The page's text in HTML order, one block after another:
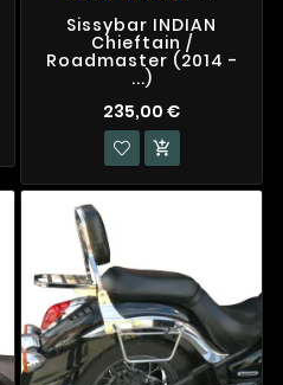
Sissybar INDIAN
Chieftain /
Roadmaster (2014 -
...)
235,00 €
